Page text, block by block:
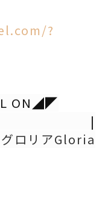
?
ON◢◤
グロリアGloria